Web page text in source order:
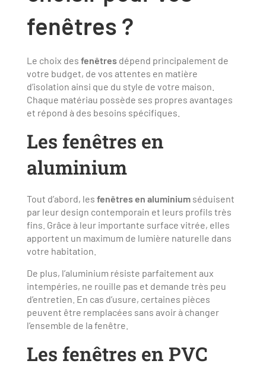
fenêtres ?
Le choix des fenêtresdépend principalement de
votre budget, de vos attentes en matière
d’isolation ainsi que du style de votre maison.
Chaque matériau possède ses propres avantages
et répond à des besoins spécifiques.
Les fenêtres en
aluminium
Tout d’abord, les fenêtres en aluminiumséduisent
par leur design contemporain et leurs profils très
fins. Grâce à leur importante surface vitrée, elles
apportent un maximum de lumière naturelle dans
votre habitation.
De plus, l’aluminium résiste parfaitement aux
intempéries, ne rouille pas et demande très peu
d’entretien. En cas d’usure, certaines pièces
peuvent être remplacées sans avoir à changer
l’ensemble de la fenêtre.
Les fenêtres en PVC